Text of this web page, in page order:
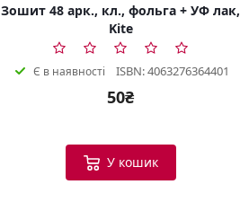
Зошит 48 арк., кл., фольга + УФ лак,
Kite
Є в наявності ISBN: 4063276364401
50₴
У кошик